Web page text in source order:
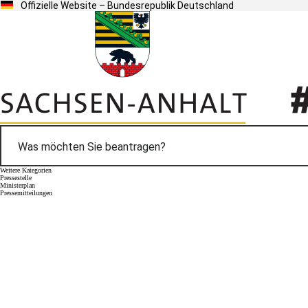
Offizielle Website – Bundesrepublik Deutschland
Weitere Kategorien
Pressestelle
Ministerplan
Pressemitteilungen